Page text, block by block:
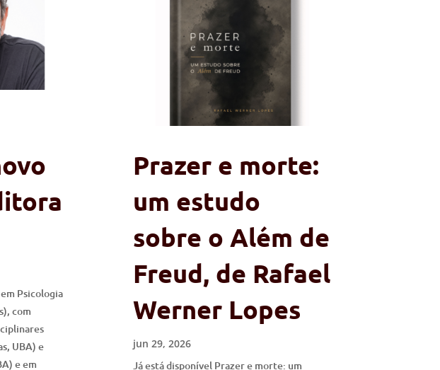
Psicologia
com
UBA) e
e em
Prazer e morte:
um estudo
sobre o Além de
Freud, de Rafael
Werner Lopes
jun 29, 2026
Já está disponível Prazer e morte: um